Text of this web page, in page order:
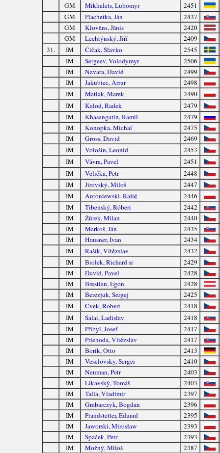
GM
Mikhalets, Lubomyr
2451
GM
Plachetka, Ján
2437
GM
Klovāns, Jānis
2420
GM
Lechtýnský, Jiří
2409
31.
IM Čičak, Slavko
2545
IM
Sergeev, Volodymyr
2506
IM
Navara, David
2499
IM
Jakubiec, Artur
2498
IM
Matlak, Marek
2490
IM
Kalod, Radek
2479
IM
Khasangatin, Ramil
2479
IM
Konopka, Michal
2475
IM
Gross, David
2469
IM
Vološin, Leonid
2453
IM
Vávra, Pavel
2451
IM
Velička, Petr
2448
IM
Jirovský, Miloš
2447
IM
Antoniewski, Rafał
2446
IM
Tibenský, Róbert
2442
IM
Žůrek, Milan
2440
IM
Markoš, Ján
2435
IM
Hausner, Ivan
2434
IM
Rašík, Vítězslav
2432
IM
Biolek, Richard sr
2429
IM
David, Pavel
2428
IM
Brestian, Egon
2428
IM
Berezjuk, Sergej
2425
IM
Cvek, Robert
2418
IM
Salai, Ladislav
2418
IM
Přibyl, Josef
2417
IM
Priehoda, Vítězslav
2417
IM
Borik, Otto
2413
IM
Veselovsky, Sergei
2410
IM
Neuman, Petr
2403
IM
Likavský, Tomáš
2403
IM
Talla, Vladimír
2397
IM
Grabarczyk, Bogdan
2396
IM
Prandstetter, Eduard
2395
IM
Jaworski, Mirosław
2393
IM
Špaček, Petr
2393
IM
Možný, Miloš
2387